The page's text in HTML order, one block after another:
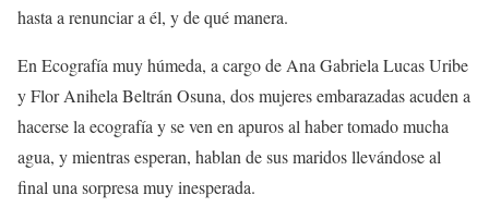
hasta a renunciar a él, y de qué manera.
EnEcografía muy húmeda, a cargo de Ana Gabriela Lucas Uribe
y Flor Anihela Beltrán Osuna, dos mujeres embarazadas acuden a
hacerse la ecografía y se ven en apuros al haber tomado mucha
agua, y mientras esperan, hablan de sus maridos llevándose al
final una sorpresa muy inesperada.